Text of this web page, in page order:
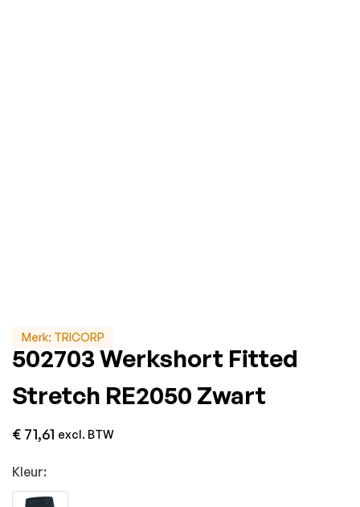
Merk: TRICORP
502703 Werkshort Fitted
Stretch RE2050 Zwart
€ 71,61 excl. BTW
Kleur: